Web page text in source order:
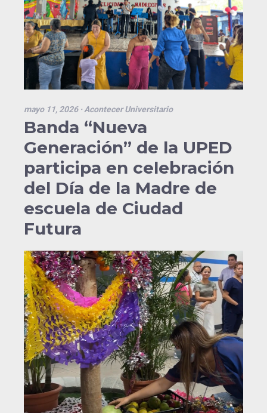
mayo 11, 2026· Acontecer Universitario
Banda “Nueva
Generación” de la UPED
participa en celebración
del Día de la Madre de
escuela de Ciudad
Futura